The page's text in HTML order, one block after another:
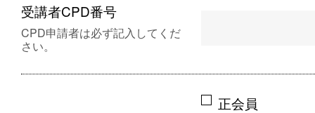
受講者CPD番号
CPD申請者は必ず記入してくだ
さい。
正会員